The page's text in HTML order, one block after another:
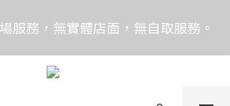
優惠！歡迎大量採購，由專人提供
專案報價。
服務，無實體店面，無自取服務。
，暫時無法正常接聽來電，請改播